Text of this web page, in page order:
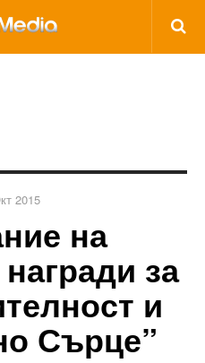
2015
на
за
и
Сърце”